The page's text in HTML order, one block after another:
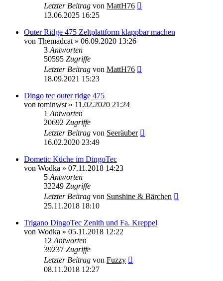
Letzter Beitrag von MattH76
13.06.2025 16:25
Outer Ridge 475 Zeltplattform klappbar machen
von Themadcat » 06.09.2020 13:26
3 Antworten
50595 Zugriffe
Letzter Beitrag von MattH76
18.09.2021 15:23
Dingo tec outer ridge 475
von tominwst » 11.02.2020 21:24
1 Antworten
20692 Zugriffe
Letzter Beitrag von Seeräuber
16.02.2020 23:49
Dometic Küche im DingoTec
von Wodka » 07.11.2018 14:23
5 Antworten
32249 Zugriffe
Letzter Beitrag von Sunshine & Bärchen
25.11.2018 18:10
Trigano DingoTec Zenith und Fa. Kreppel
von Wodka » 05.11.2018 12:22
12 Antworten
39237 Zugriffe
Letzter Beitrag von Fuzzy
08.11.2018 12:27